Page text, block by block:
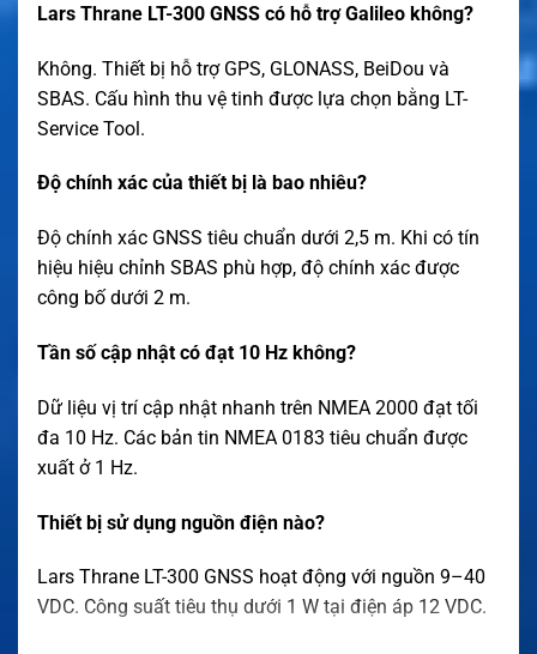
Lars Thrane LT-300 GNSS có hỗ trợ Galileo không?
Không. Thiết bị hỗ trợ GPS, GLONASS, BeiDou và
SBAS. Cấu hình thu vệ tinh được lựa chọn bằng LT-
Service Tool.
Độ chính xác của thiết bị là bao nhiêu?
Độ chính xác GNSS tiêu chuẩn dưới 2,5 m. Khi có tín
hiệu hiệu chỉnh SBAS phù hợp, độ chính xác được
công bố dưới 2 m.
Tần số cập nhật có đạt 10 Hz không?
Dữ liệu vị trí cập nhật nhanh trên NMEA 2000 đạt tối
đa 10 Hz. Các bản tin NMEA 0183 tiêu chuẩn được
xuất ở 1 Hz.
Thiết bị sử dụng nguồn điện nào?
Lars Thrane LT-300 GNSS hoạt động với nguồn 9–40
VDC. Công suất tiêu thụ dưới 1 W tại điện áp 12 VDC.